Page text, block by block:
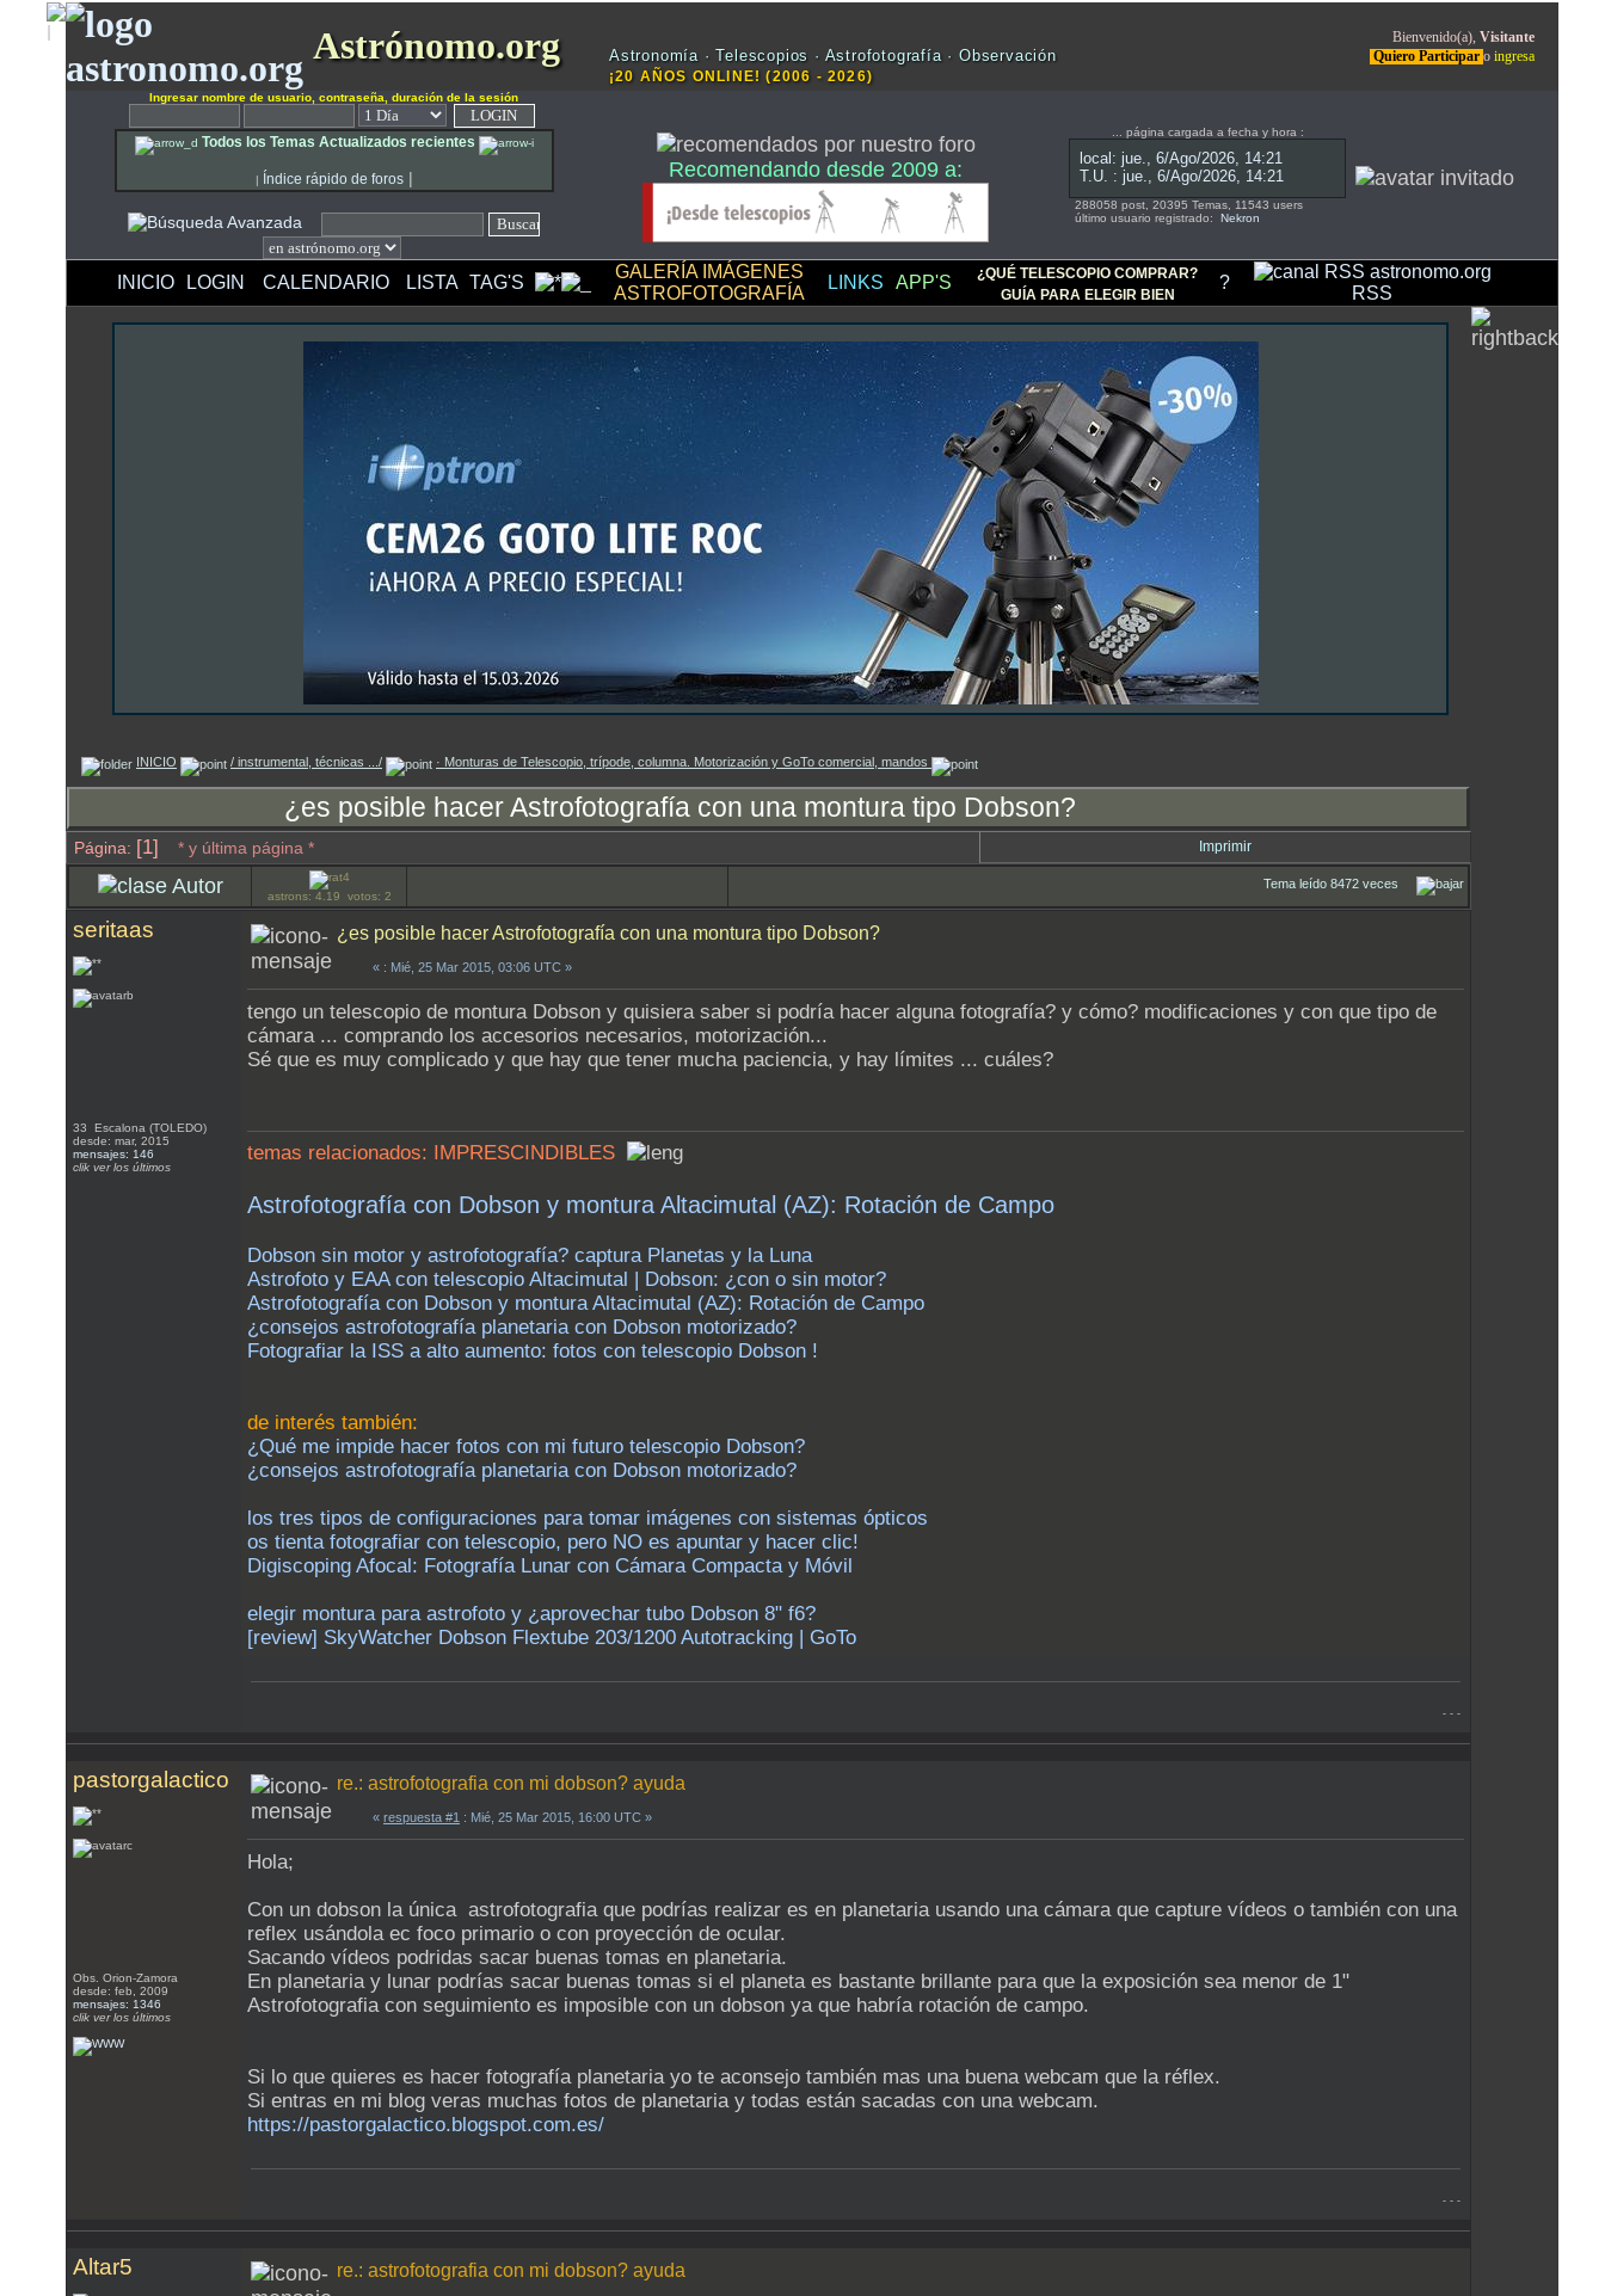
Astrónomo.org Astronomía · Telescopios · Astrofotografía · Observación
¡20 AÑOS ONLINE! (2006 - 2026)
Bienvenido(a), Visitante
Quiero Participar o ingresa
Ingresar nombre de usuario, contraseña, duración de la sesión
Todos los Temas Actualizados recientes
| Índice rápido de foros| Recomendando desde 2009 a:
... página cargada a fecha y hora :
288058 post, 20395 Temas, 11543 users
último usuario registrado: Nekron
INICIO LOGIN CALENDARIO LISTA TAG'S
GALERÍA IMÁGENES
ASTROFOTOGRAFÍA
LINKS APP'S
¿QUÉ TELESCOPIO COMPRAR?
GUÍA PARA ELEGIR BIEN
?
RSS
INICIO / instrumental, técnicas .../ · Monturas de Telescopio, trípode, columna. Motorización y GoTo comercial, mandos
¿es posible hacer Astrofotografía con una montura tipo Dobson?
Página: [1] * y última página * Imprimir
Autor astrons: 4.19 votos: 2
Tema leído 8472 veces
seritaas
33 Escalona (TOLEDO)
desde: mar, 2015
mensajes: 146
clik ver los últimos
¿es posible hacer Astrofotografía con una montura tipo Dobson?
« : Mié, 25 Mar 2015, 03:06 UTC »
tengo un telescopio de montura Dobson y quisiera saber si podría hacer alguna fotografía? y cómo? modificaciones y con que tipo de
cámara ... comprando los accesorios necesarios, motorización...
Sé que es muy complicado y que hay que tener mucha paciencia, y hay límites ... cuáles?
temas relacionados: IMPRESCINDIBLES
Astrofotografía con Dobson y montura Altacimutal (AZ): Rotación de Campo
Dobson sin motor y astrofotografía? captura Planetas y la Luna
Astrofoto y EAA con telescopio Altacimutal | Dobson: ¿con o sin motor?
Astrofotografía con Dobson y montura Altacimutal (AZ): Rotación de Campo
¿consejos astrofotografía planetaria con Dobson motorizado?
Fotografiar la ISS a alto aumento: fotos con telescopio Dobson !
de interés también:
¿Qué me impide hacer fotos con mi futuro telescopio Dobson?
¿consejos astrofotografía planetaria con Dobson motorizado?
los tres tipos de configuraciones para tomar imágenes con sistemas ópticos
os tienta fotografiar con telescopio, pero NO es apuntar y hacer clic!
Digiscoping Afocal: Fotografía Lunar con Cámara Compacta y Móvil
elegir montura para astrofoto y ¿aprovechar tubo Dobson 8" f6?
[review] SkyWatcher Dobson Flextube 203/1200 Autotracking | GoTo
- - -
pastorgalactico
Obs. Orion-Zamora
desde: feb, 2009
mensajes: 1346
clik ver los últimos
re.: astrofotografia con mi dobson? ayuda
« respuesta #1 : Mié, 25 Mar 2015, 16:00 UTC »
Hola;
Con un dobson la única astrofotografia que podrías realizar es en planetaria usando una cámara que capture vídeos o también con una
reflex usándola ec foco primario o con proyección de ocular.
Sacando vídeos podridas sacar buenas tomas en planetaria.
En planetaria y lunar podrías sacar buenas tomas si el planeta es bastante brillante para que la exposición sea menor de 1"
Astrofotografia con seguimiento es imposible con un dobson ya que habría rotación de campo.
Si lo que quieres es hacer fotografía planetaria yo te aconsejo también mas una buena webcam que la réflex.
Si entras en mi blog veras muchas fotos de planetaria y todas están sacadas con una webcam.
https://pastorgalactico.blogspot.com.es/
- - -
Altar5 re.: astrofotografia con mi dobson? ayuda